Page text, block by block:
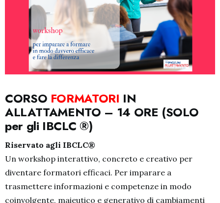
CORSO FORMATORI IN
ALLATTAMENTO – 14 ORE (SOLO
per gli IBCLC ®)
Riservato agli IBCLC®
Un workshop interattivo, concreto e creativo per
diventare formatori efficaci. Per imparare a
trasmettere informazioni e competenze in modo
coinvolgente, maieutico e generativo di cambiamenti